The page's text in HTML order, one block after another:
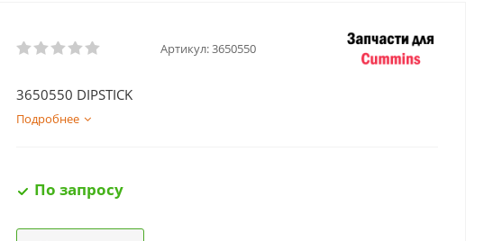
Артикул:3650550
3650550 DIPSTICK
Подробнее
По запросу